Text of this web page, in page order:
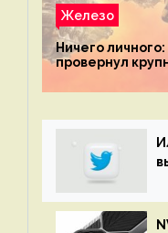
Железо
Ничего
провернул
механике